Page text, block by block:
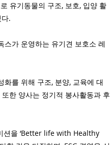
유기동물의 구조, 보호, 입양 활
.
스가 운영하는 유기견 보호소 레
를 위해 구조, 분양, 교육에 대
한 양사는 정기적 봉사활동과 후
션을 ‘Better life with Healthy